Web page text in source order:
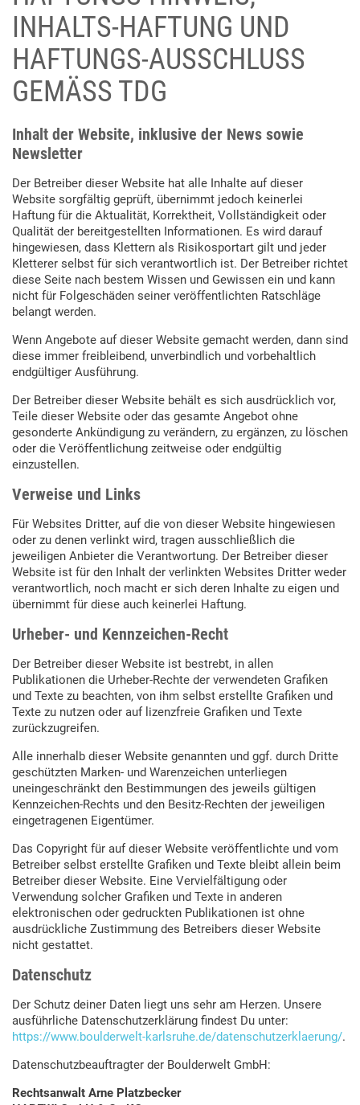
INHALTS-HAFTUNG UND
HAFTUNGS-AUSSCHLUSS
GEMÄSS TDG
Inhalt der Website, inklusive der News sowie
Newsletter
Der Betreiber dieser Website hat alle Inhalte auf dieser
Website sorgfältig geprüft, übernimmt jedoch keinerlei
Haftung für die Aktualität, Korrektheit, Vollständigkeit oder
Qualität der bereitgestellten Informationen. Es wird darauf
hingewiesen, dass Klettern als Risikosportart gilt und jeder
Kletterer selbst für sich verantwortlich ist. Der Betreiber richtet
diese Seite nach bestem Wissen und Gewissen ein und kann
nicht für Folgeschäden seiner veröffentlichten Ratschläge
belangt werden.
Wenn Angebote auf dieser Website gemacht werden, dann sind
diese immer freibleibend, unverbindlich und vorbehaltlich
endgültiger Ausführung.
Der Betreiber dieser Website behält es sich ausdrücklich vor,
Teile dieser Website oder das gesamte Angebot ohne
gesonderte Ankündigung zu verändern, zu ergänzen, zu löschen
oder die Veröffentlichung zeitweise oder endgültig
einzustellen.
Verweise und Links
Für Websites Dritter, auf die von dieser Website hingewiesen
oder zu denen verlinkt wird, tragen ausschließlich die
jeweiligen Anbieter die Verantwortung. Der Betreiber dieser
Website ist für den Inhalt der verlinkten Websites Dritter weder
verantwortlich, noch macht er sich deren Inhalte zu eigen und
übernimmt für diese auch keinerlei Haftung.
Urheber- und Kennzeichen-Recht
Der Betreiber dieser Website ist bestrebt, in allen
Publikationen die Urheber-Rechte der verwendeten Grafiken
und Texte zu beachten, von ihm selbst erstellte Grafiken und
Texte zu nutzen oder auf lizenzfreie Grafiken und Texte
zurückzugreifen.
Alle innerhalb dieser Website genannten und ggf. durch Dritte
geschützten Marken- und Warenzeichen unterliegen
uneingeschränkt den Bestimmungen des jeweils gültigen
Kennzeichen-Rechts und den Besitz-Rechten der jeweiligen
eingetragenen Eigentümer.
Das Copyright für auf dieser Website veröffentlichte und vom
Betreiber selbst erstellte Grafiken und Texte bleibt allein beim
Betreiber dieser Website. Eine Vervielfältigung oder
Verwendung solcher Grafiken und Texte in anderen
elektronischen oder gedruckten Publikationen ist ohne
ausdrückliche Zustimmung des Betreibers dieser Website
nicht gestattet.
Datenschutz
Der Schutz deiner Daten liegt uns sehr am Herzen. Unsere
ausführliche Datenschutzerklärung findest Du unter:
https://www.boulderwelt-karlsruhe.de/datenschutzerklaerung/.
Datenschutzbeauftragter der Boulderwelt GmbH:
Rechtsanwalt Arne Platzbecker